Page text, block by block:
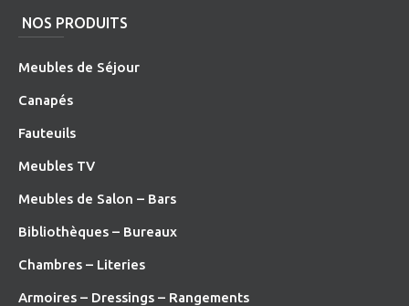
NOS PRODUITS
Meubles de Séjour
Canapés
Fauteuils
Meubles TV
Meubles de Salon – Bars
Bibliothèques – Bureaux
Chambres – Literies
Armoires – Dressings – Rangements